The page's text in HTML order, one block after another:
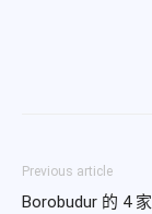
Previous article
Borobudur 的 4